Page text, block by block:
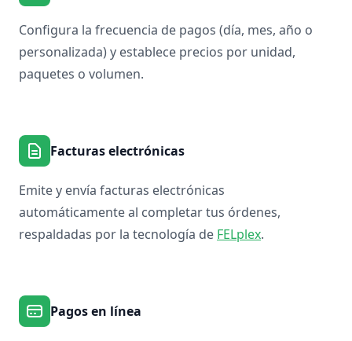
Configura la frecuencia de pagos (día, mes, año o
personalizada) y establece precios por unidad,
paquetes o volumen.
Facturas electrónicas
Emite y envía facturas electrónicas
automáticamente al completar tus órdenes,
respaldadas por la tecnología de FELplex.
Pagos en línea